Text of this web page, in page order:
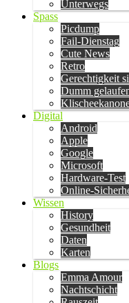
Unterwegs
Spass
Picdump
Fail-Dienstag
Cute News
Retro
Gerechtigkeit
Dumm
Digital
Android
Apple
Google
Microsoft
Hardware-Test
Online-
Wissen
History
Gesundheit
Daten
Karten
Blogs
Emma Amour
Nachtschicht